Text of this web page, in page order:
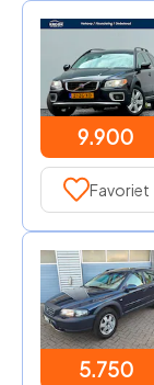
9.900
Favoriet
5.750